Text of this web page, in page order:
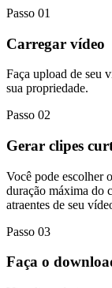
Passo 01
Carregar vídeo
Faça upload de seu
sua propriedade.
Passo 02
Gerar clipes
Você pode escolher
duração máxima do
atraentes de seu
Passo 03
Faça o